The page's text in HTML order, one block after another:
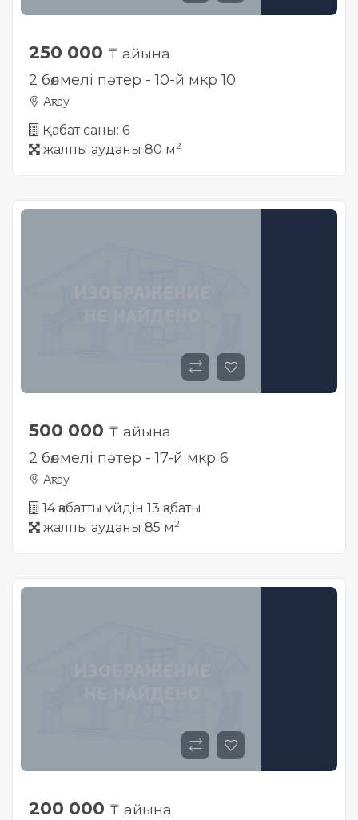
250 000 ₸ айына
2 бөлмелі пәтер - 10-й мкр 10
Ақтау
Қабат саны: 6
жалпы ауданы 80 м2
500 000 ₸ айына
2 бөлмелі пәтер - 17-й мкр 6
Ақтау
14 қабатты үйдін 13 қабаты
жалпы ауданы 85 м2
200 000 ₸ айына